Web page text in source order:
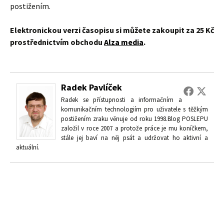
postižením.
Elektronickou verzi časopisu si můžete zakoupit za 25 Kč
prostřednictvím obchodu Alza media.
Radek Pavlíček
Radek se přístupnosti a informačním a
komunikačním technologiím pro uživatele s těžkým
postižením zraku věnuje od roku 1998.Blog POSLEPU
založil v roce 2007 a protože práce je mu koníčkem,
stále jej baví na něj psát a udržovat ho aktivní a
aktuální.